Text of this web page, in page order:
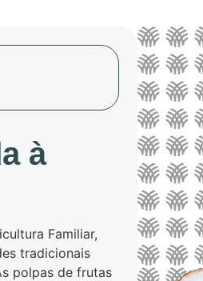
à
Familiar,
tradicionais
polpas de frutas